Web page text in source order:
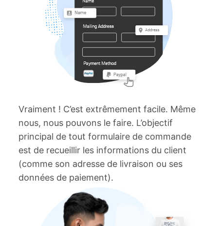
Vraiment ! C’est extrêmement facile. Même
nous, nous pouvons le faire. L’objectif
principal de tout formulaire de commande
est de recueillir les informations du client
(comme son adresse de livraison ou ses
données de paiement).